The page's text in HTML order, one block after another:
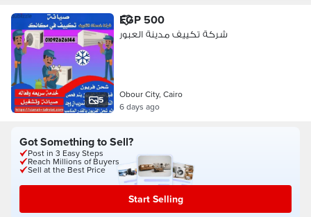
5
EGP 500
شركة تكييف مدينة العبور
Obour City, Cairo
6 days ago
Got Something to Sell?
Post in 3 Easy Steps
Reach Millions of Buyers
Sell at the Best Price
Start Selling